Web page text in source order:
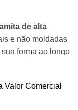
de alta
e não moldadas
forma ao longo
Valor Comercial